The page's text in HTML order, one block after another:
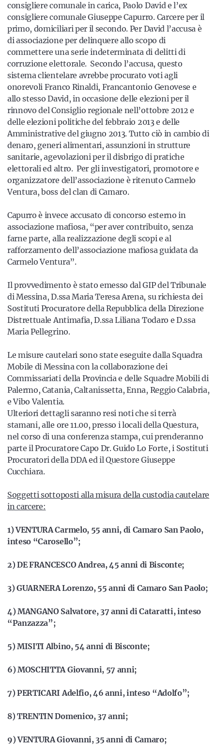
consigliere comunale in carica, Paolo David e l’ex
consigliere comunale Giuseppe Capurro. Carcere per il
primo, domiciliari per il secondo. Per David l’accusa è
di associazione per delinquere allo scopo di
commettere una serie indeterminata di delitti di
corruzione elettorale. Secondo l’accusa, questo
sistema clientelare avrebbe procurato voti agli
onorevoli Franco Rinaldi, Francantonio Genovese e
allo stesso David, in occasione delle elezioni per il
rinnovo del Consiglio regionale nell’ottobre 2012 e
delle elezioni politiche del febbraio 2013 e delle
Amministrative del giugno 2013. Tutto ciò in cambio di
denaro, generi alimentari, assunzioni in strutture
sanitarie, agevolazioni per il disbrigo di pratiche
elettorali ed altro. Per gli investigatori, promotore e
organizzatore dell’associazione è ritenuto Carmelo
Ventura, boss del clan di Camaro.
Capurro è invece accusato di concorso esterno in
associazione mafiosa, “per aver contribuito, senza
farne parte, alla realizzazione degli scopi e al
rafforzamento dell’associazione mafiosa guidata da
Carmelo Ventura”.
Il provvedimento è stato emesso dal GIP del Tribunale
di Messina, D.ssa Maria Teresa Arena, su richiesta dei
Sostituti Procuratore della Repubblica della Direzione
Distrettuale Antimafia, D.ssa Liliana Todaro e D.ssa
Maria Pellegrino.
Le misure cautelari sono state eseguite dalla Squadra
Mobile di Messina con la collaborazione dei
Commissariati della Provincia e delle Squadre Mobili di
Palermo, Catania, Caltanissetta, Enna, Reggio Calabria,
e Vibo Valentia.
Ulteriori dettagli saranno resi noti che si terrà
stamani, alle ore 11.00, presso i locali della Questura,
nel corso di una conferenza stampa, cui prenderanno
parte il Procuratore Capo Dr. Guido Lo Forte, i Sostituti
Procuratori della DDA ed il Questore Giuseppe
Cucchiara.
Soggetti sottoposti alla misura della custodia cautelare
in carcere:
1) VENTURA Carmelo, 55 anni, di Camaro San Paolo,
inteso “Carosello”;
2) DE FRANCESCO Andrea, 45 anni di Bisconte;
3) GUARNERA Lorenzo, 55 anni di Camaro San Paolo;
4) MANGANO Salvatore, 37 anni di Cataratti, inteso
“Panzazza”;
5) MISITI Albino, 54 anni di Bisconte;
6) MOSCHITTA Giovanni, 57 anni;
7) PERTICARI Adelfio, 46 anni, inteso “Adolfo”;
8) TRENTIN Domenico, 37 anni;
9) VENTURA Giovanni, 35 anni di Camaro;